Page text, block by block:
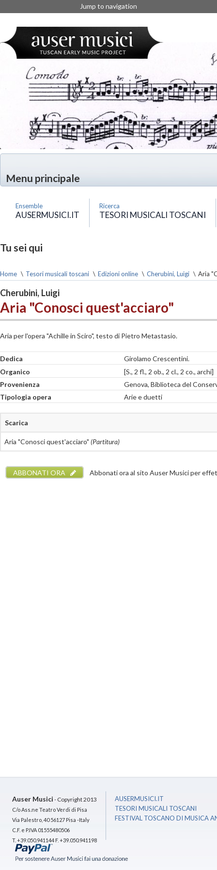
Jump to navigation
Menu principale
Ensemble
AUSERMUSICI.IT
Ricerca
TESORI MUSICALI TOSCANI
Tu sei qui
Home \ Tesori musicali toscani \ Edizioni online \ Cherubini, Luigi \ Aria
Cherubini, Luigi
Aria "Conosci quest'acciaro"
Aria per l'opera "Achille in Sciro", testo di Pietro Metastasio.
Dedica
Girolamo Crescentini.
Organico
[S., 2 fl., 2 ob., 2 cl., 2 co., archi]
Provenienza
Genova, Biblioteca del
Tipologia opera
Arie e duetti
Scarica
Aria "Conosci quest'acciaro" (Partitura)
ABBONATI ORA Abbonati ora al sito Auser Musici per
Auser Musici - Copyright 2013
C/o Ass.ne Teatro Verdi di Pisa
Via Palestro, 40 56127 Pisa -Italy
C.F. e P.IVA 01555480506
T. +39.050.941144 F. +39.050.941198
AUSERMUSICI.IT
TESORI MUSICALI TOSCANI
FESTIVAL TOSCANO DI MUSICA